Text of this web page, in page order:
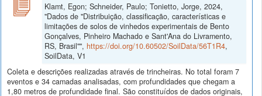
Klamt, Egon; Schneider, Paulo; Tonietto, Jorge, 2024,
"Dados de "Distribuição, classificação, características e
limitações de solos de vinhedos experimentais de Bento
Gonçalves, Pinheiro Machado e Sant'Ana do Livramento,
RS, Brasil"", https://doi.org/10.60502/SoilData/56T1R4,
SoilData, V1
Coleta e descrições realizadas através de trincheiras. No total foram 7
eventos e 34 camadas analisadas, com profundidades que chegam a
1,80 metros de profundidade final. São constituídos de dados originais,